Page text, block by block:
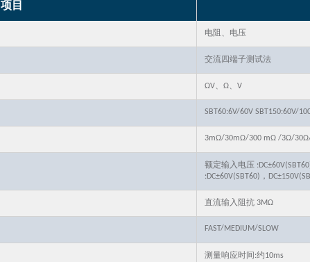
项目
电阻、电压
交流四端子测试法
ΩV、Ω、V
SBT60:6V/60V SBT150:60V/
3mΩ/30mΩ/300 mΩ /3Ω/
额定输入电压
:DC±60V(SBT60)，
直流输入阻抗 3MΩ
FAST/MEDIUM/SLOW
测量响应时间:约10ms